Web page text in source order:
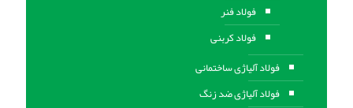
فولاد فنر
فولاد کربنی
فولاد آلیاژی ساختمانی
فولاد آلیاژی ضد زنگ